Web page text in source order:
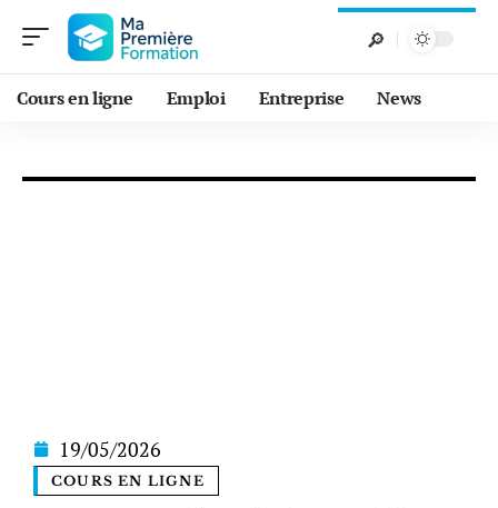
Cours en ligne Emploi Entreprise News
19/05/2026
COURS EN LIGNE